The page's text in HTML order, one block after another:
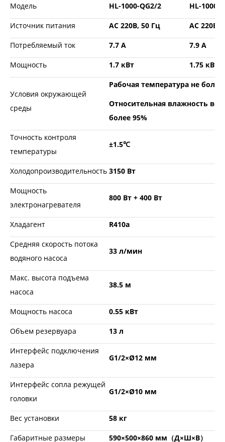
Модель HL-1000-QG2/2 HL-1000-
Источник питания AC 220В, 50 Гц AC 220В,
Потребляемый ток 7.7 A 7.9 A
Мощность 1.7 кВт 1.75 кВт
Условия окружающей
среды
Рабочая температура не
Относительная влажность
более 95%
Точность контроля
температуры
±1.5℃
Холодопроизводительность 3150 Вт
Мощность
электронагревателя
800 Вт + 400 Вт
Хладагент R410a
Средняя скорость потока
водяного насоса
33 л/мин
Макс. высота подъема
насоса
38.5 м
Мощность насоса 0.55 кВт
Объем резервуара 13 л
Интерфейс подключения
лазера
G1/2×Ø12 мм
Интерфейс сопла режущей
головки
G1/2×Ø10 мм
Вес установки 58 кг
Габаритные размеры 590×500×860 мм（Д×Ш×В）